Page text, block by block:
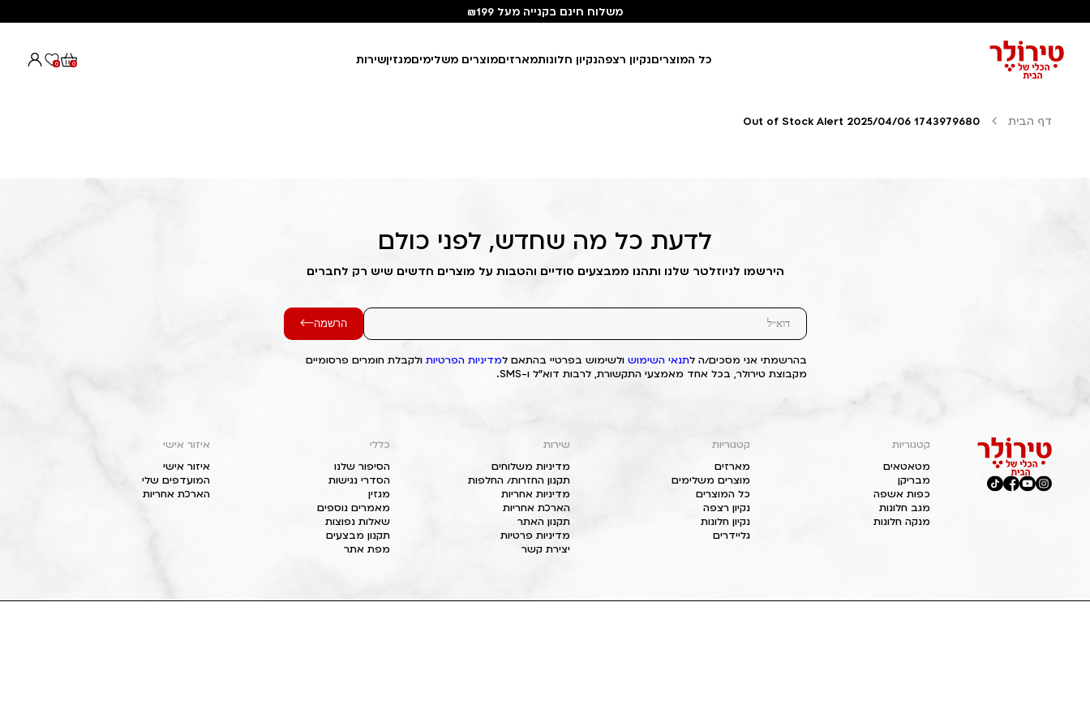
משלוח חינם בקנייה מעל ₪199
כל המוצריםנקיון רצפהנקיון חלונותמארזיםמוצרים משלימיםמגזיןשירות 0
0
דף הבית Out of Stock Alert 2025/04/06 1743979680
לדעת כל מה שחדש, לפני כולם
הירשמו לניוזלטר שלנו ותהנו ממבצעים סודיים והטבות על מוצרים חדשים שיש רק לחברים
הרשמה
בהרשמתי אני מסכים/ה לתנאי השימוש ולשימוש בפרטיי בהתאם למדיניות הפרטיות ולקבלת חומרים פרסומיים
מקבוצת טירולר, בכל אחד מאמצעי התקשורת, לרבות דוא"ל ו-SMS.
קטגוריות
מטאטאים
מבריקן
כפות אשפה
מגב חלונות
מנקה חלונות
קטגוריות
מארזים
מוצרים משלימים
כל המוצרים
נקיון רצפה
נקיון חלונות
גליידרים
שירות
מדיניות משלוחים
תקנון החזרות/ החלפות
מדיניות אחריות
הארכת אחריות
תקנון האתר
מדיניות פרטיות
יצירת קשר
כללי
הסיפור שלנו
הסדרי נגישות
מגזין
מאמרים נוספים
שאלות נפוצות
תקנון מבצעים
מפת אתר
איזור אישי
איזור אישי
המועדפים שלי
הארכת אחריות